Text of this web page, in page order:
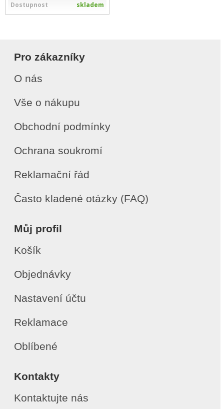
Dostupnost skladem
Pro zákazníky
O nás
Vše o nákupu
Obchodní podmínky
Ochrana soukromí
Reklamační řád
Často kladené otázky (FAQ)
Můj profil
Košík
Objednávky
Nastavení účtu
Reklamace
Oblíbené
Kontakty
Kontaktujte nás